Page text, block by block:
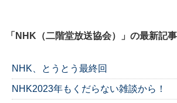
「NHK（二階堂放送協会）」の最新記事
NHK、とうとう最終回
NHK2023年もくだらない雑談から！